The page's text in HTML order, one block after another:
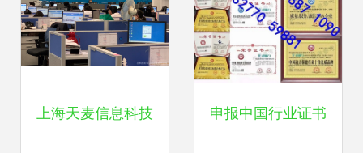
上海天麦信息科技 申报中国行业证书